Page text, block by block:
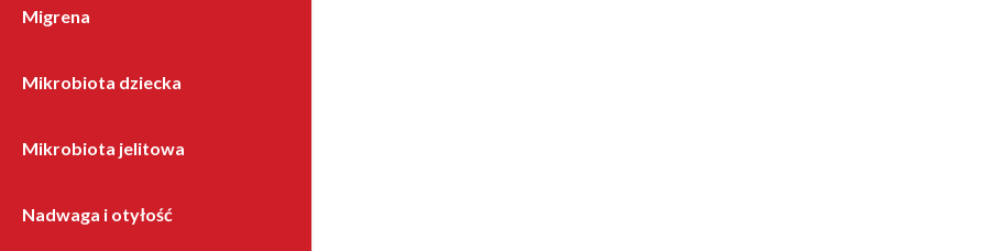
Migrena
Mikrobiota dziecka
Mikrobiota jelitowa
Nadwaga i otyłość